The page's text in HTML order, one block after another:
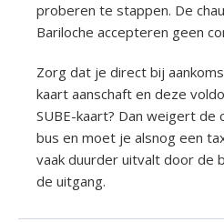
proberen te stappen. De
Bariloche accepteren geen
Zorg dat je direct bij
kaart aanschaft en deze
SUBE-kaart? Dan weigert
bus en moet je alsnog een
vaak duurder uitvalt door de
de uitgang.